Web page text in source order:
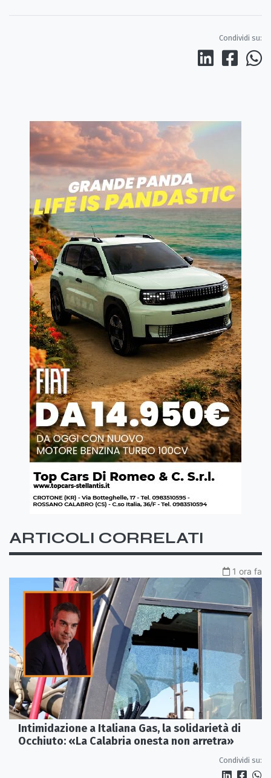
Condividi su:
ARTICOLI CORRELATI
1 ora fa
Intimidazione a Italiana Gas, la solidarietà di
Occhiuto: «La Calabria onesta non arretra»
Condividi su: